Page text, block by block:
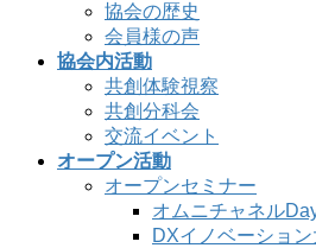
協会の歴史
会員様の声
協会内活動
共創体験視察
共創分科会
交流イベント
オープン活動
オープンセミナー
オムニチャネル
DXイノベーショ